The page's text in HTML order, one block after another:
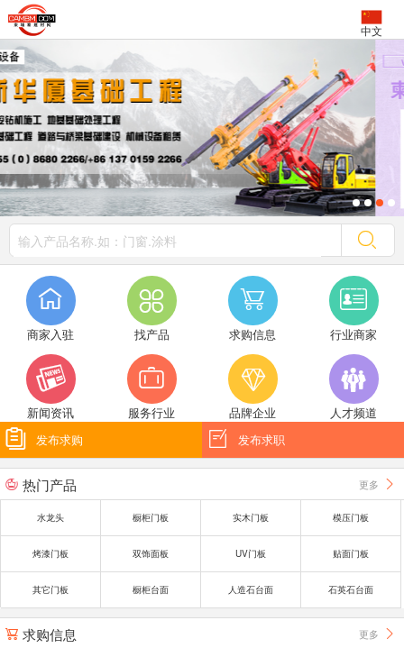
中文

商家入驻

找产品

求购信息

行业商家

新闻资讯

服务行业

品牌企业

人才频道
 发布求购  发布求职
 热门产品 更多 
水龙头 橱柜门板 实木门板 模压门板
烤漆门板 双饰面板 UV门板 贴面门板
其它门板 橱柜台面 人造石台面 石英石台面
 求购信息 更多 